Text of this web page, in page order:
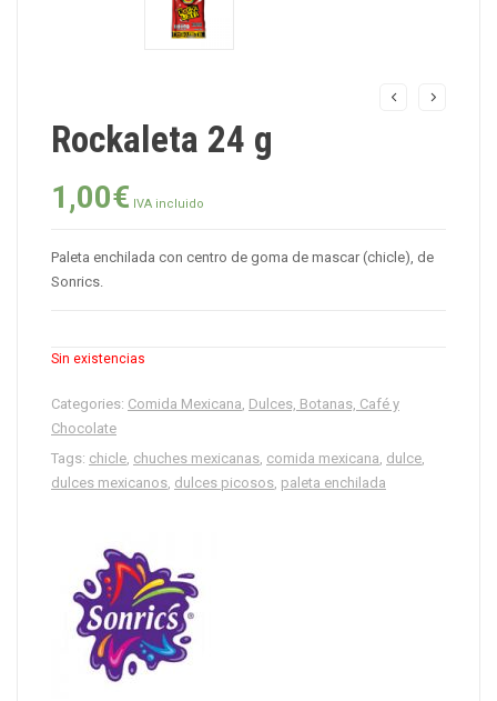
Rockaleta 24 g
1,00€ IVA incluido
Paleta enchilada con centro de goma de mascar (chicle), de
Sonrics.
Sin existencias
Categories: Comida Mexicana, Dulces, Botanas, Café y
Chocolate
Tags: chicle, chuches mexicanas, comida mexicana, dulce,
dulces mexicanos, dulces picosos, paleta enchilada